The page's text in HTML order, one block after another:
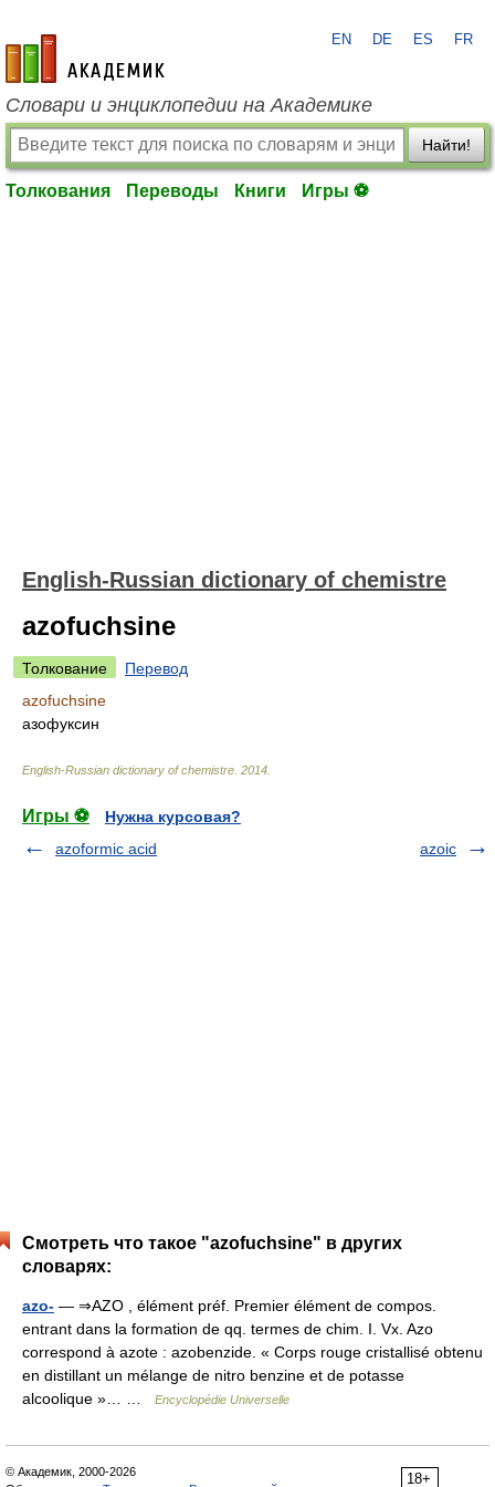
academic.ru
EN DE ES FR
Словари и энциклопедии на Академике
Найти!
Толкования Переводы Книги Игры ⚽
English-Russian dictionary of chemistre
azofuchsine
Толкование
Перевод
azofuchsine
азофуксин
English-Russian dictionary of chemistre 2014
Игры ⚽
Нужна курсовая?
azoformic acid
azoic
Смотреть что такое "azofuchsine" в других
словарях:
azo- — ⇒AZO , élément préf. Premier élément de compos.
entrant dans la formation de qq. termes de chim. I. Vx. Azo
correspond à azote : azobenzide. « Corps rouge cristallisé obtenu
en distillant un mélange de nitro benzine et de potasse
alcoolique »… …
Encyclopédie Universelle
18+
© Академик, 2000-2026